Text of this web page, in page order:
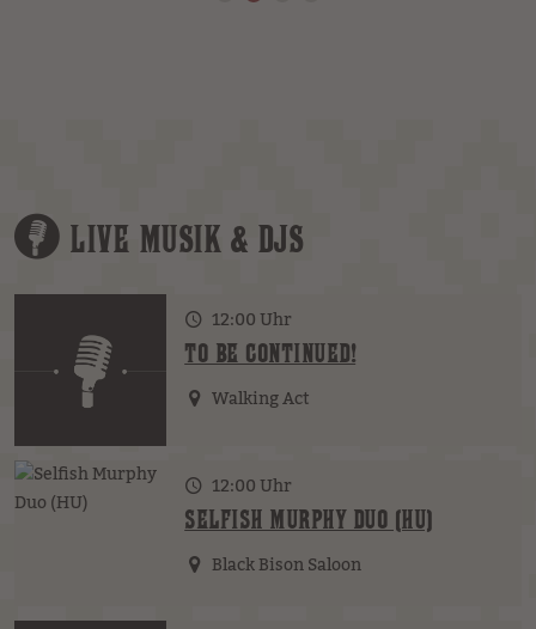
LIVE MUSIK & DJS
12:00 Uhr
TO BE CONTINUED!
Walking Act
12:00 Uhr
SELFISH MURPHY DUO (HU)
Black Bison Saloon